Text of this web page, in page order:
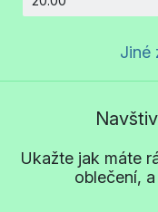
Jiné
Ukažte jak máte
oblečení,